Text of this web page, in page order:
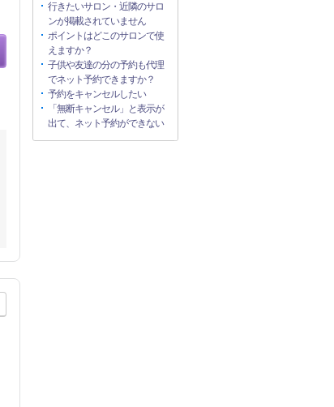
行きたいサロン・近隣のサロ
ンが掲載されていません
ポイントはどこのサロンで使
えますか？
子供や友達の分の予約も代理
でネット予約できますか？
予約をキャンセルしたい
「無断キャンセル」と表示が
出て、ネット予約ができない